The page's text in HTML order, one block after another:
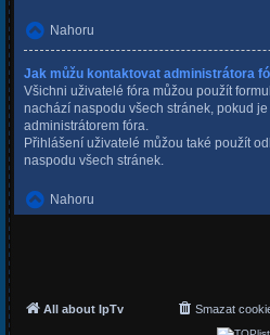
Nahoru
Jak můžu kontaktovat administrátora
Všichni uživatelé fóra můžou použít
nachází naspodu všech stránek, pokud
administrátorem fóra.
Přihlášení uživatelé můžou také použít
naspodu všech stránek.
Nahoru
All about IpTv Smazat